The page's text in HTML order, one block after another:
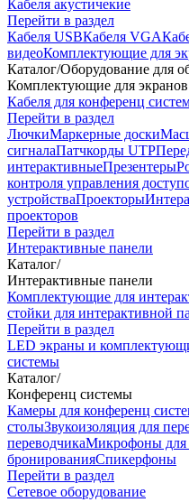
Кабеля акустичекие
Перейти в раздел
Кабеля USBКабеля VGA
видеоКомплектующие для
Каталог/Оборудование для
Комплектующие для экранов
Кабеля для конференц
Перейти в раздел
ЛючкиМаркерные доски
сигналаПатчкорды UTP
интерактивныеПрезентеры
контроля управления
устройстваПроекторы
проекторов
Перейти в раздел
Интерактивные панели
Каталог/
Интерактивные панели
Комплектующие для
стойки для интерактивной
Перейти в раздел
LED экраны и
системы
Каталог/
Конференц системы
Камеры для конференц
столыЗвукоизоляция для
переводчикаМикрофоны для
бронированияСпикерфоны
Перейти в раздел
Сетевое оборудование